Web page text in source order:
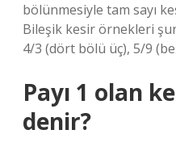
bölünmesiyle tam sayı
Bileşik kesir örnekleri
4/3 (dört bölü üç), 5/9
Payı 1 olan
denir?